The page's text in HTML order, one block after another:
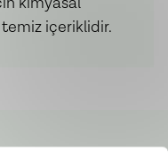
içeriklidir.